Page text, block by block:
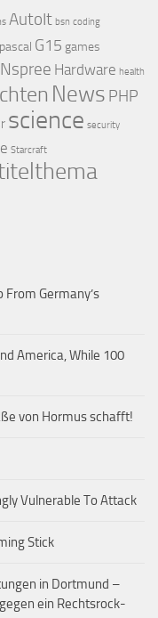
AutoIt bsn coding
G15 games
Hardware health
News PHP
science security
Starcraft
From Germany’s
America, While 100
von Hormus schafft!
Vulnerable To Attack
Stick
in Dortmund –
ein Rechtsrock-